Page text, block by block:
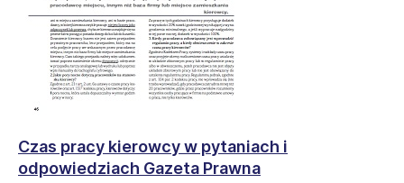
Czas pracy kierowcy w pytaniach i
odpowiedziach Gazeta Prawna